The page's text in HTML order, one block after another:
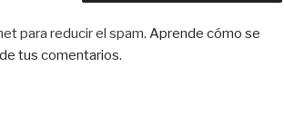
para reducir el spam. Aprende cómo se
tus comentarios.